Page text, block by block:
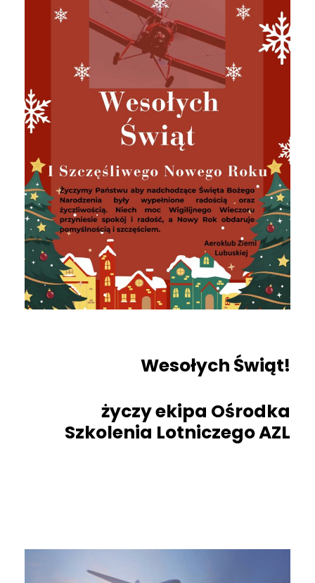
Wesołych Świąt!
życzy ekipa Ośrodka
Szkolenia Lotniczego AZL